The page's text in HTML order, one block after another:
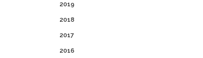
2019
2018
2017
2016